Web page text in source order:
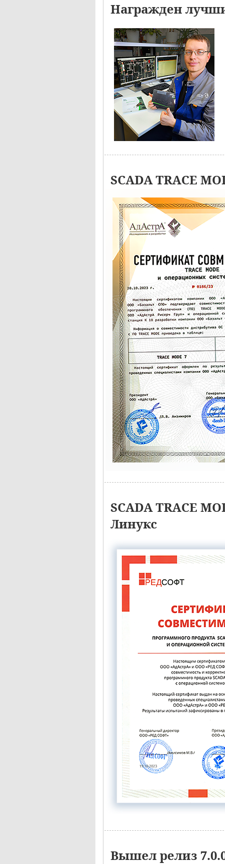
Награжден
SCADA TRACE
SCADA TRACE
Линукс
Вышел релиз